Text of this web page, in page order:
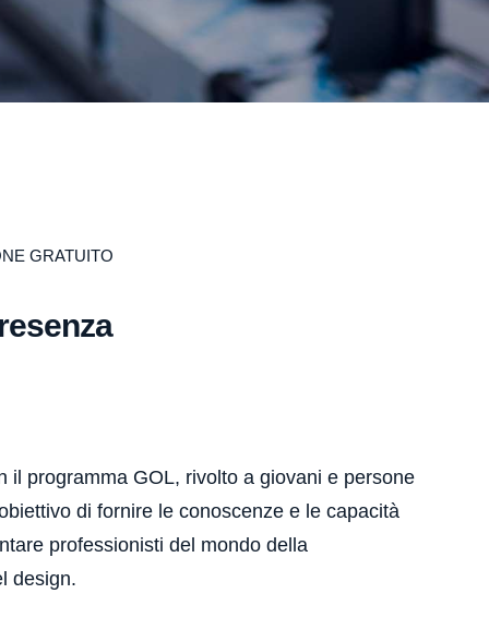
GRATUITO
il programma GOL, rivolto a giovani e persone
di fornire le conoscenze e le capacità
professionisti del mondo della
design.